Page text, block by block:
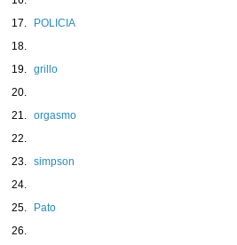
POLICIA
grillo
orgasmo
simpson
Pato